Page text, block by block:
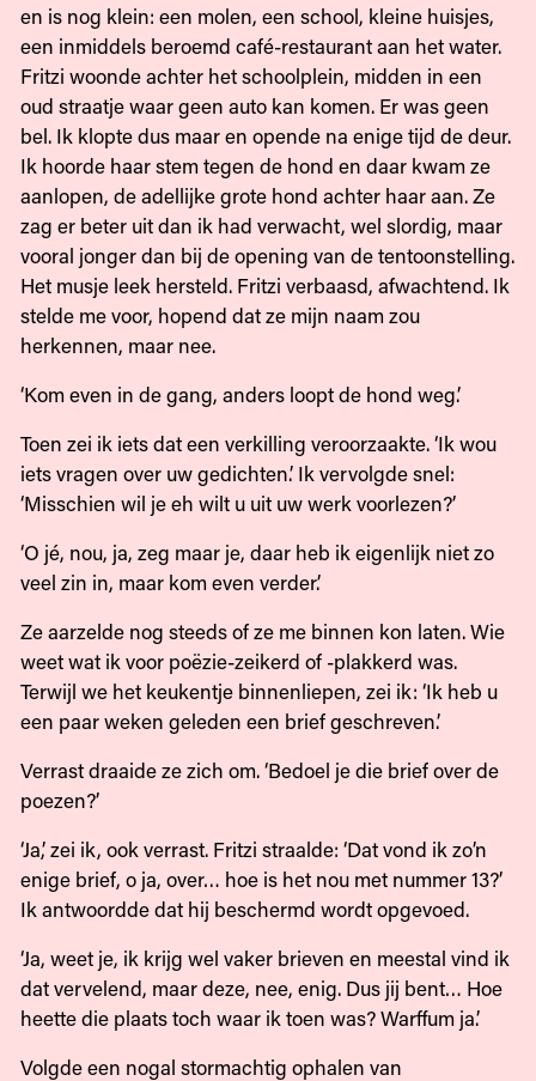
en is nog klein: een molen, een school, kleine huisjes,
een inmiddels beroemd café-restaurant aan het water.
Fritzi woonde achter het schoolplein, midden in een
oud straatje waar geen auto kan komen. Er was geen
bel. Ik klopte dus maar en opende na enige tijd de deur.
Ik hoorde haar stem tegen de hond en daar kwam ze
aanlopen, de adellijke grote hond achter haar aan. Ze
zag er beter uit dan ik had verwacht, wel slordig, maar
vooral jonger dan bij de opening van de tentoonstelling.
Het musje leek hersteld. Fritzi verbaasd, afwachtend. Ik
stelde me voor, hopend dat ze mijn naam zou
herkennen, maar nee.
‘Kom even in de gang, anders loopt de hond weg.’
Toen zei ik iets dat een verkilling veroorzaakte. ‘Ik wou
iets vragen over uw gedichten.’ Ik vervolgde snel:
‘Misschien wil je eh wilt u uit uw werk voorlezen?’
‘O jé, nou, ja, zeg maar je, daar heb ik eigenlijk niet zo
veel zin in, maar kom even verder.’
Ze aarzelde nog steeds of ze me binnen kon laten. Wie
weet wat ik voor poëzie-zeikerd of -plakkerd was.
Terwijl we het keukentje binnenliepen, zei ik: ‘Ik heb u
een paar weken geleden een brief geschreven.’
Verrast draaide ze zich om. ‘Bedoel je die brief over de
poezen?’
‘Ja,’ zei ik, ook verrast. Fritzi straalde: ‘Dat vond ik zo’n
enige brief, o ja, over… hoe is het nou met nummer 13?’
Ik antwoordde dat hij beschermd wordt opgevoed.
‘Ja, weet je, ik krijg wel vaker brieven en meestal vind ik
dat vervelend, maar deze, nee, enig. Dus jij bent… Hoe
heette die plaats toch waar ik toen was? Warffum ja.’
Volgde een nogal stormachtig ophalen van